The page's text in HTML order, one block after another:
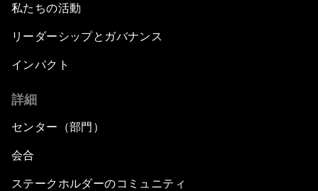
私たちの活動
リーダーシップとガバナンス
インパクト
詳細
センター（部門）
会合
ステークホルダーのコミュニティ